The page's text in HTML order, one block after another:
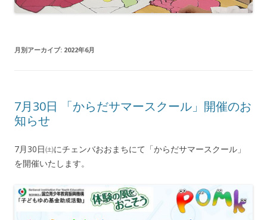
月別アーカイブ: 2022年6月
7月30日 「からだサマースクール」開催のお
知らせ
7月30日㈯にチェンバおおまちにて「からだサマースクール」
を開催いたします。